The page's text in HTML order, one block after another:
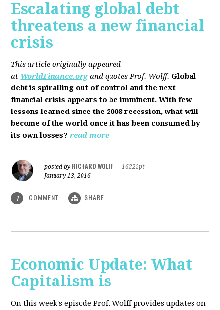
Escalating global debt
threatens a new financial
crisis
This article originally appeared
at WorldFinance.organd quotes Prof. Wolff. Global
debt is spiralling out of control and the next
financial crisis appears to be imminent. With few
lessons learned since the 2008 recession, what will
become of the world once it has been consumed by
its own losses? read more
posted by RICHARD WOLFF
16222pt
January 13, 2016
1 COMMENT SHARE
Economic Update: What
Capitalism is
On this week's episode Prof. Wolff provides updates on